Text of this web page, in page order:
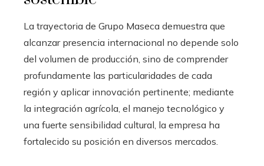
La trayectoria de Grupo Maseca demuestra que
alcanzar presencia internacional no depende solo
del volumen de producción, sino de comprender
profundamente las particularidades de cada
región y aplicar innovación pertinente; mediante
la integración agrícola, el manejo tecnológico y
una fuerte sensibilidad cultural, la empresa ha
fortalecido su posición en diversos mercados.